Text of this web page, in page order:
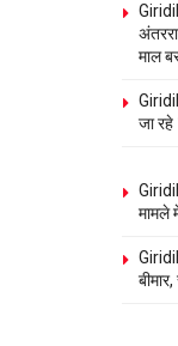
माल
जा रहे
मामले